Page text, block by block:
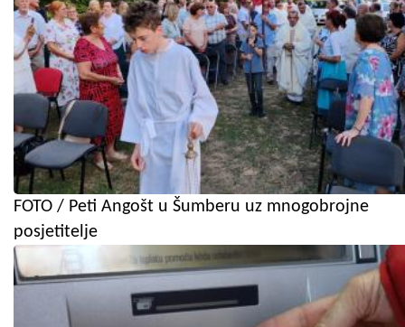
FOTO / Peti Angošt u Šumberu uz mnogobrojne
posjetitelje